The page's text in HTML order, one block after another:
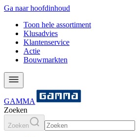
Ga naar hoofdinhoud
Toon hele assortiment
Klusadvies
Klantenservice
Actie
Bouwmarkten
GAMMA
Zoeken
Zoeken